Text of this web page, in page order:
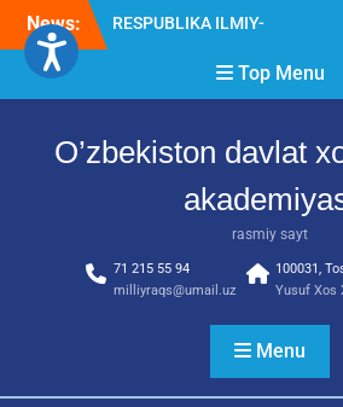
Skip
content
News:
Diqqat e’lon!
2026” tadbiri bo‘lib o‘tdi
RESPUBLIKA ILMIY-
Top Menu
O’zbekiston davlat
rasmiy sayt
71 215 55 94
milliyraqs@umail.uz
100031,
Yusuf Xos
Menu